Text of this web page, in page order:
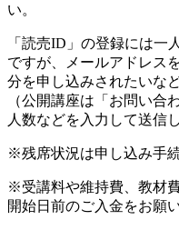
い。
「読売ID」の登録には一
ですが、メールアドレス
分を申し込みされたいな
（公開講座は「お問い合
人数などを入力して送信
※残席状況は申し込み手
※受講料や維持費、教材
開始日前のご入金をお願